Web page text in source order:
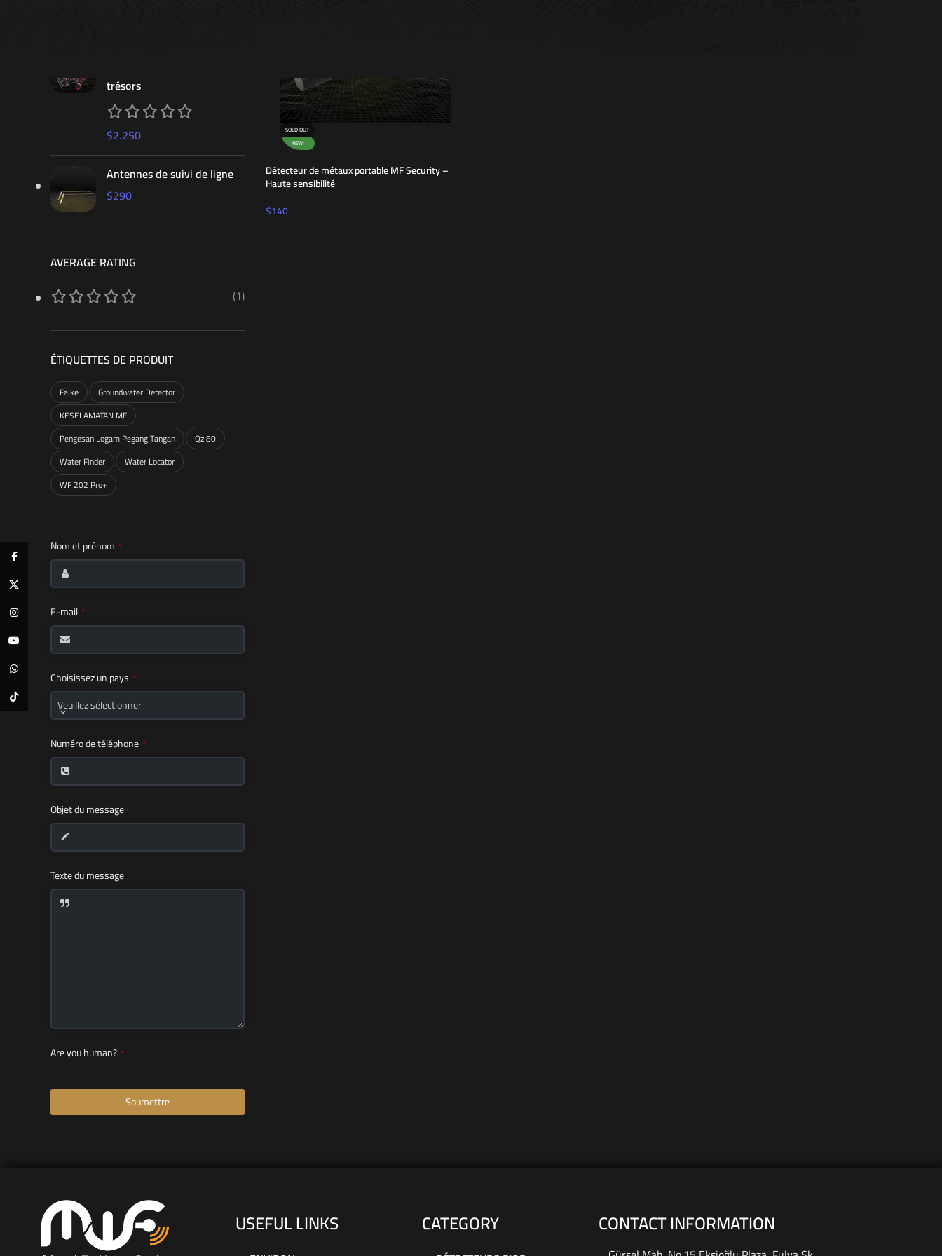
trésors
$2.250
Antennes de suivi de ligne
$290
AVERAGE RATING
(1)
ÉTIQUETTES DE PRODUIT
Falke
Groundwater Detector
KESELAMATAN MF
Pengesan Logam Pegang Tangan
Qz 80
Water Finder
Water Locator
WF 202 Pro+
Nom et prénom *
E-mail *
Choisissez un pays *
Veuillez sélectionner
Numéro de téléphone *
Objet du message
Business
Email *
Texte du message
Are you human? *
Soumettre
SOLD OUT
NEW
Détecteur de métaux portable MF Security –
Haute sensibilité
$140
USEFUL LINKS CATEGORY CONTACT INFORMATION
Facebook
Instagram
YouTube
TikTok